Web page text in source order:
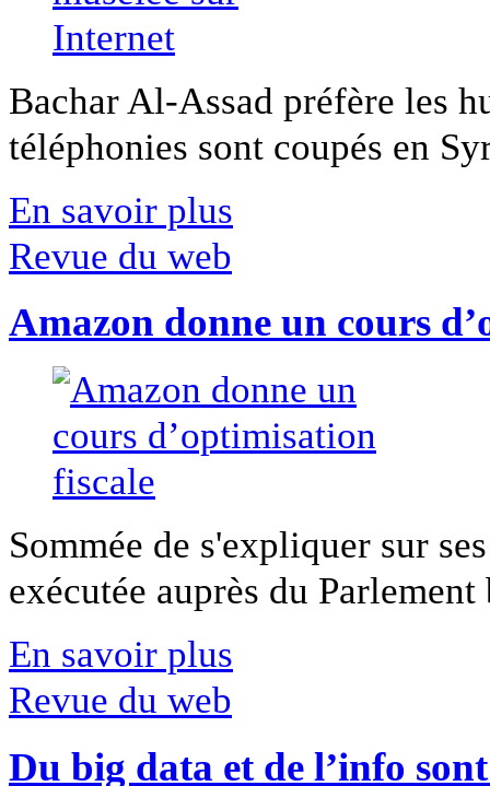
Bachar Al-Assad préfère les
téléphonies sont coupés en
En savoir plus
Revue du web
Amazon donne un cours
Sommée de s'expliquer sur
exécutée auprès du
En savoir plus
Revue du web
Du big data et de l’info